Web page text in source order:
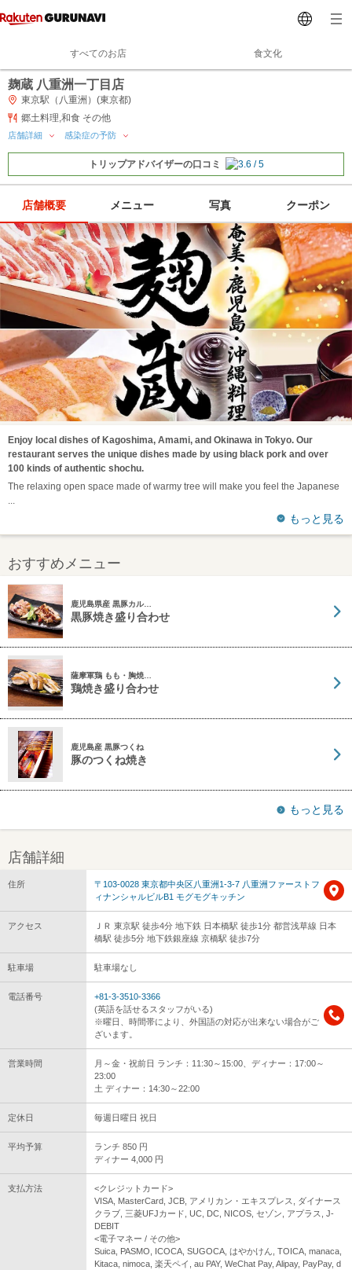
すべてのお店 食文化
麹蔵 八重洲一丁目店
東京駅（八重洲）(東京都)
郷土料理,和食 その他
店舗詳細 感染症の予防
トリップアドバイザーの口コミ
店舗概要 メニュー 写真 クーポン
Enjoy local dishes of Kagoshima, Amami, and Okinawa in Tokyo. Our
restaurant serves the unique dishes made by using black pork and over
100 kinds of authentic shochu.
The relaxing open space made of warmy tree will make you feel the Japanese
もっと見る
おすすめメニュー
鹿児島県産 黒豚カル…
黒豚焼き盛り合わせ
薩摩軍鶏 もも・胸焼…
鶏焼き盛り合わせ
鹿児島産 黒豚つくね
豚のつくね焼き
もっと見る
店舗詳細
住所
〒103-0028 東京都中央区八重洲1-3-7 八重洲ファーストフ
ィナンシャルビルB1 モグモグキッチン
アクセス
ＪＲ 東京駅 徒歩4分 地下鉄 日本橋駅 徒歩1分 都営浅草線 日本
橋駅 徒歩5分 地下鉄銀座線 京橋駅 徒歩7分
駐車場 駐車場なし
電話番号
+81-3-3510-3366
(英語を話せるスタッフがいる)
※曜日、時間帯により、外国語の対応が出来ない場合がご
ざいます。
営業時間
月～金・祝前日 ランチ：11:30～15:00、ディナー：17:00～
23:00
土 ディナー：14:30～22:00
定休日 毎週日曜日 祝日
平均予算
ランチ 850 円
ディナー 4,000 円
支払方法
<クレジットカード>
VISA, MasterCard, JCB, アメリカン・エキスプレス, ダイナース
クラブ, 三菱UFJカード, UC, DC, NICOS, セゾン, アプラス, J-
DEBIT
<電子マネー / その他>
Suica, PASMO, ICOCA, SUGOCA, はやかけん, TOICA, manaca,
Kitaca, nimoca, 楽天ペイ, au PAY, WeChat Pay, Alipay, PayPay, d